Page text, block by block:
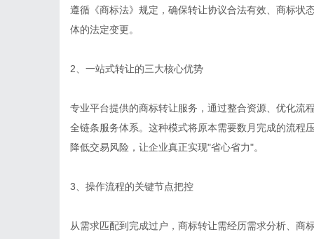
遵循《商标法》规定，确保转让协议合法有效、商标状
体的法定变更。
2、一站式转让的三大核心优势
专业平台提供的商标转让服务，通过整合资源、优化流
全链条服务体系。这种模式将原本需要数月完成的流程
降低交易风险，让企业真正实现"省心省力"。
3、操作流程的关键节点把控
从需求匹配到完成过户，商标转让需经历需求分析、商